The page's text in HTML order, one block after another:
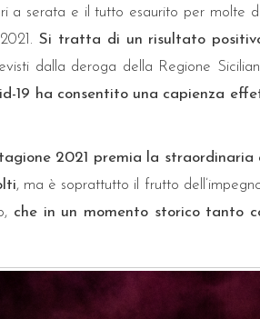
a serata e il tutto esaurito per molte
Si tratta di un risultato
dalla deroga della Regione
19 ha consentito una capienza
2021 premia la
, ma è soprattutto il frutto
che in un momento storico tanto